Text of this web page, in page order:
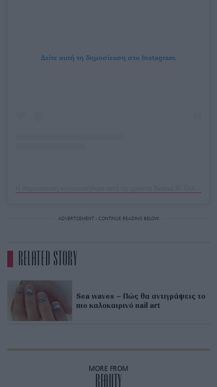
Δείτε αυτή τη δημοσίευση στο Instagram.
ADVERTISEMENT - CONTINUE READING BELOW
RELATED STORY
Sea waves – Πώς θα αντιγράψεις το
πιο καλοκαιρινό nail art
MORE FROM
BEAUTY